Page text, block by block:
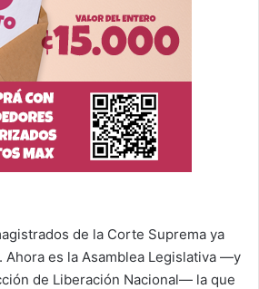
de la Corte Suprema ya
Ahora es la Asamblea Legislativa —y
de Liberación Nacional— la que